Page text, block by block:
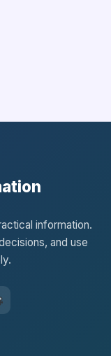
information.
and use